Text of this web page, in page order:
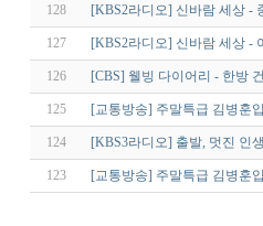
128 [KBS2라디오] 신바람 세상 -
127 [KBS2라디오] 신바람 세상 -
126 [CBS] 웰빙 다이어리 - 한방
125 [교통방송] 주말특급 김병훈
124 [KBS3라디오] 출발, 멋진 인
123 [교통방송] 주말특급 김병훈